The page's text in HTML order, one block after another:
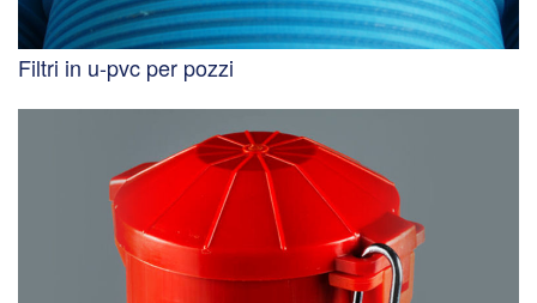
Filtri in u-pvc per pozzi